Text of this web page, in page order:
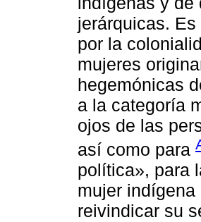
jerárquicas.
por la
mujeres
hegemónicas
a la categoría
ojos de las
así como para
política», para
mujer
reivindicar su